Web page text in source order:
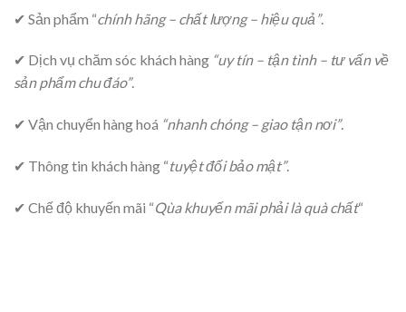
✔ Sản phẩm “chính hãng – chất lượng – hiệu quả”.
✔ Dịch vụ chăm sóc khách hàng “uy tín – tận tình – tư vấn về
sản phẩm chu đáo”.
✔ Vận chuyển hàng hoá “nhanh chóng – giao tận nơi”.
✔ Thông tin khách hàng “tuyệt đối bảo mật”.
✔ Chế độ khuyến mãi “Qùa khuyến mãi phải là quà chất“